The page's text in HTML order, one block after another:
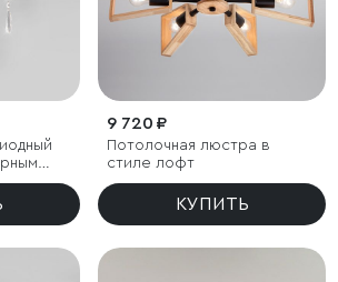
9 720 ₽
Потолочная люстра в
стиле лофт
КУПИТЬ